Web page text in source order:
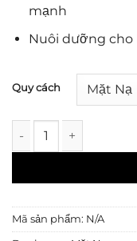
mạnh
Nuôi dưỡng cho
Quy cách
Hulo Brightening
Mã sản phẩm: N/A